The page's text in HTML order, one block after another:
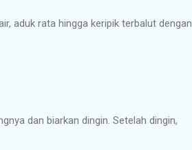
aduk rata hingga keripik terbalut dengan
dan biarkan dingin. Setelah dingin,